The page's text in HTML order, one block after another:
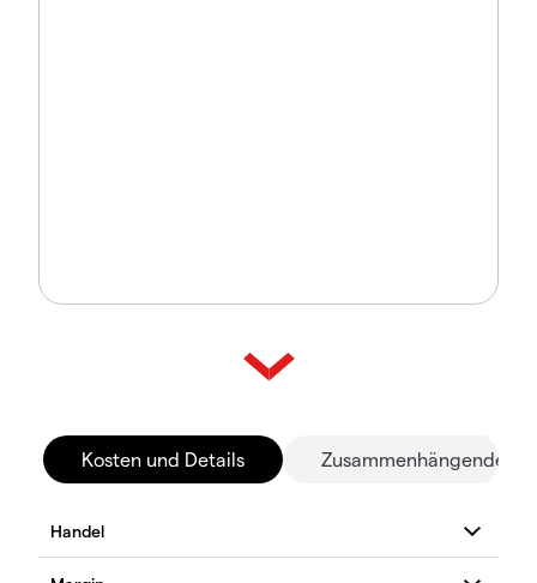
Kosten und Details Zusammenhängende